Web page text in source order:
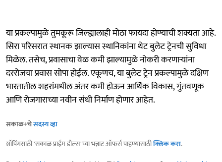
या प्रकल्पामुळे तुमकूरू जिल्ह्यालाही मोठा फायदा होण्याची शक्यता आहे.
सिरा परिसरात स्थानक झाल्यास स्थानिकांना थेट बुलेट ट्रेनची सुविधा
मिळेल. तसेच, प्रवासाचा वेळ कमी झाल्यामुळे नोकरी करणाऱ्यांना
दररोजचा प्रवास सोपा होईल. एकूणच, या बुलेट ट्रेन प्रकल्पामुळे दक्षिण
भारतातील शहरांमधील अंतर कमी होऊन आर्थिक विकास, गुंतवणूक
आणि रोजगाराच्या नवीन संधी निर्माण होणार आहेत.
सकाळ+चेसदस्य व्हा
शॉपिंगसाठी 'सकाळ प्राईम डील्स'च्या भन्नाट ऑफर्स पाहण्यासाठीक्लिक करा.